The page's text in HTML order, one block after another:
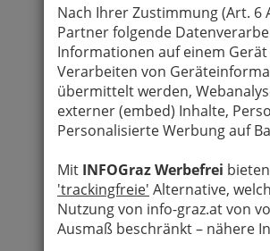
Nach Ihrer Zustimmung (Art. 6
Partner folgende
Informationen auf einem
Verarbeiten von
übermittelt werden,
externer (embed) Inhalte,
Personalisierte Werbung auf
Mit INFOGraz Werbefrei
'trackingfreie' Alternative,
Nutzung von info-graz.at von
Ausmaß beschränkt – nähere